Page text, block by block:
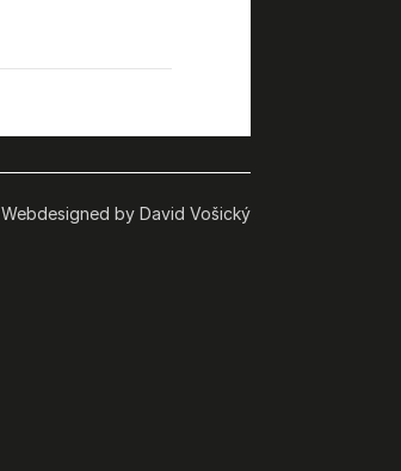
Webdesigned by David Vošický